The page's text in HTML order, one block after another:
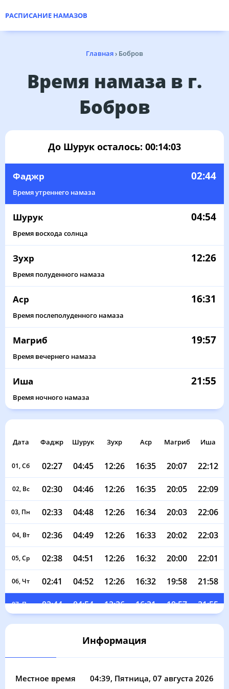
РАСПИСАНИЕ НАМАЗОВ
Главная› Бобров
Время намаза в г.
Бобров
До Шурук осталось: 00:14:03
Фаджр 02:44
Время утреннего намаза
Шурук 04:54
Время восхода солнца
Зухр 12:26
Время полуденного намаза
Аср 16:31
Время послеполуденного намаза
Магриб 19:57
Время вечернего намаза
Иша 21:55
Время ночного намаза
Дата Фаджр Шурук Зухр Аср Магриб Иша
01, Сб 02:27 04:45 12:26 16:35 20:07 22:12
02, Вс 02:30 04:46 12:26 16:35 20:05 22:09
03, Пн 02:33 04:48 12:26 16:34 20:03 22:06
04, Вт 02:36 04:49 12:26 16:33 20:02 22:03
05, Ср 02:38 04:51 12:26 16:32 20:00 22:01
06, Чт 02:41 04:52 12:26 16:32 19:58 21:58
07, Пт 02:44 04:54 12:26 16:31 19:57 21:55
02:47 04:56 12:26 16:30 19:55 21:52
04:59 12:25 16:28 21:46
Информация
Местное время 04:39, Пятница, 07 августа 2026